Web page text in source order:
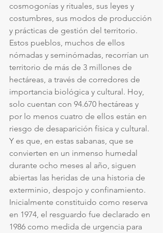
cosmogonías y rituales, sus leyes y
costumbres, sus modos de producción
y prácticas de gestión del territorio.
Estos pueblos, muchos de ellos
nómadas y seminómadas, recorrían un
territorio de más de 3 millones de
hectáreas, a través de corredores de
importancia biológica y cultural. Hoy,
solo cuentan con 94.670 hectáreas y
por lo menos cuatro de ellos están en
riesgo de desaparición física y cultural.
Y es que, en estas sabanas, que se
convierten en un inmenso humedal
durante ocho meses al año, siguen
abiertas las heridas de una historia de
exterminio, despojo y confinamiento.
Inicialmente constituido como reserva
en 1974, el resguardo fue declarado en
1986 como medida de urgencia para